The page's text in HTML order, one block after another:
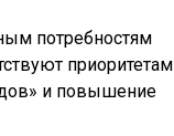
потребностям
приоритетам
и повышение